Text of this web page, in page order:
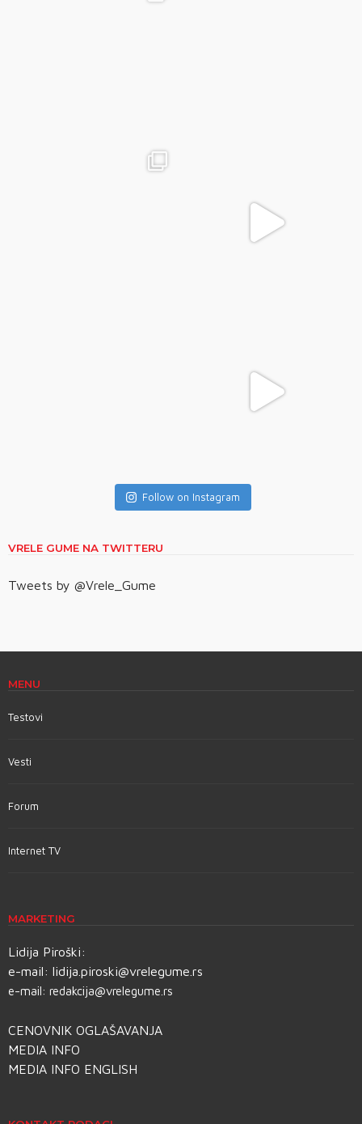
Follow on Instagram
VRELE GUME NA TWITTERU
Tweets by @Vrele_Gume
MENU
Testovi
Vesti
Forum
Internet TV
MARKETING
Lidija Piroški:
e-mail: lidija.piroski@vrelegume.rs
e-mail: redakcija@vrelegume.rs
CENOVNIK OGLAŠAVANJA
MEDIA INFO
MEDIA INFO ENGLISH